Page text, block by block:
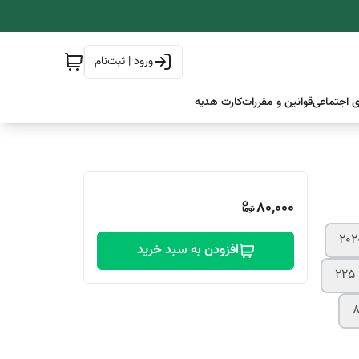
ورود | ثبت‌نام
اجتماعیقوانین و مقرراتکارت هدیه
225
80,000
افزودن به سبد خرید